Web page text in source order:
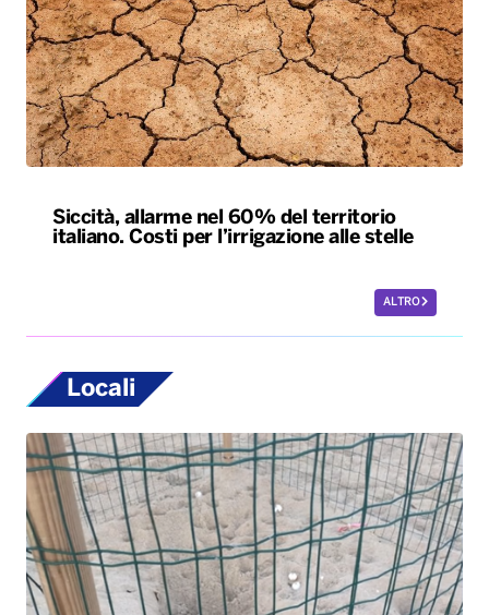
Siccità, allarme nel 60% del territorio
italiano. Costi per l’irrigazione alle stelle
ALTRO
Locali